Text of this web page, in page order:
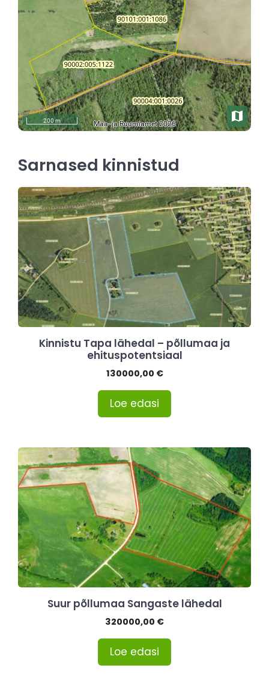
Sarnased kinnistud
Kinnistu Tapa lähedal – põllumaa ja
ehituspotentsiaal
130000,00 €
Loe edasi
Suur põllumaa Sangaste lähedal
320000,00 €
Loe edasi